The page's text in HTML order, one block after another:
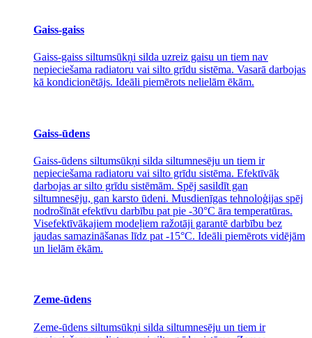
Gaiss-gaiss
Gaiss-gaiss siltumsūkņi silda uzreiz gaisu un tiem nav
nepieciešama radiatoru vai silto grīdu sistēma. Vasarā darbojas
kā kondicionētājs. Ideāli piemērots nelielām ēkām.
Gaiss-ūdens
Gaiss-ūdens siltumsūkņi silda siltumnesēju un tiem ir
nepieciešama radiatoru vai silto grīdu sistēma. Efektīvāk
darbojas ar silto grīdu sistēmām. Spēj sasildīt gan
siltumnesēju, gan karsto ūdeni. Musdienīgas tehnoloģijas spēj
nodrošīnāt efektīvu darbību pat pie -30°C āra temperatūras.
Visefektīvākajiem modeļiem ražotāji garantē darbību bez
jaudas samazināšanas līdz pat -15°C. Ideāli piemērots vidējām
un lielām ēkām.
Zeme-ūdens
Zeme-ūdens siltumsūkņi silda siltumnesēju un tiem ir